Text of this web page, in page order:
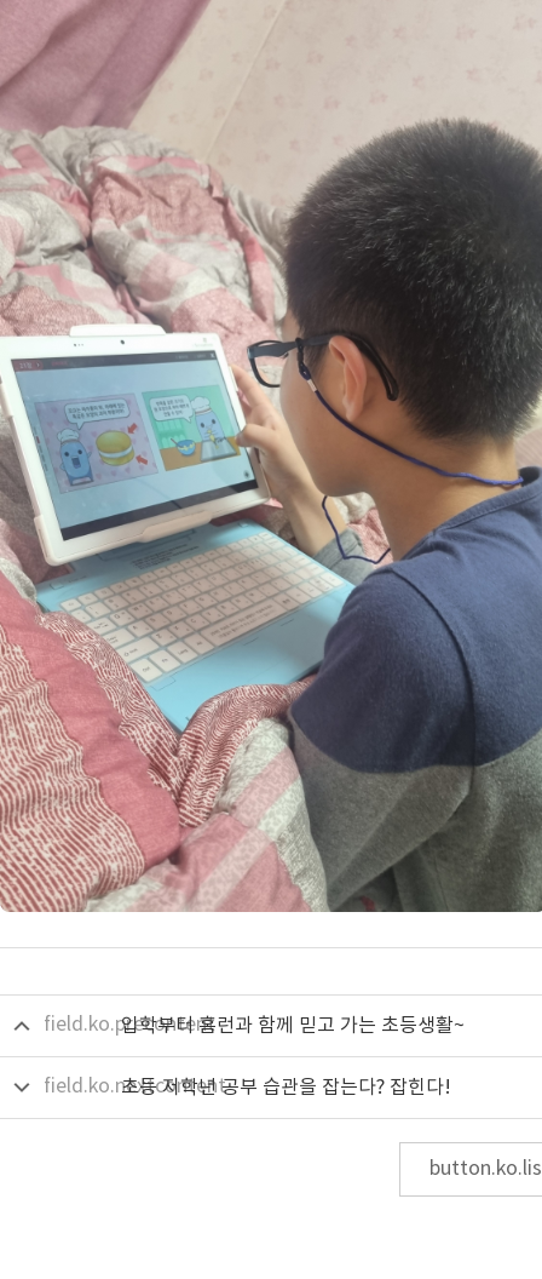
field.ko.precontent
입학부터 홈런과 함께 믿고 가는 초등생활~
field.ko.nextcontent
초등 저학년 공부 습관을 잡는다? 잡힌다!